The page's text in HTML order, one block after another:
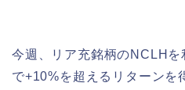
今週、リア充銘柄のNCLH
で+10%を超えるリターンを